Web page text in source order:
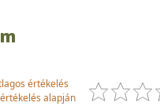
értékelés
értékelés alapján